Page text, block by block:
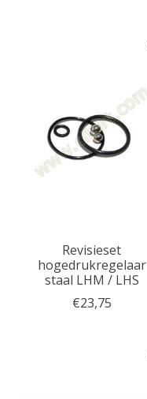
Revisieset
hogedrukregelaar
staal LHM / LHS
€23,75